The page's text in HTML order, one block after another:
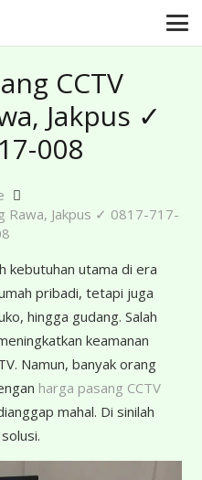
CCTV
Jakpus ✓
008
Rawa, Jakpus ✓ 0817-717-
kebutuhan utama di era
pribadi, tetapi juga
hingga gudang. Salah
keamanan
Namun, banyak orang
harga pasang CCTV
mahal. Di sinilah